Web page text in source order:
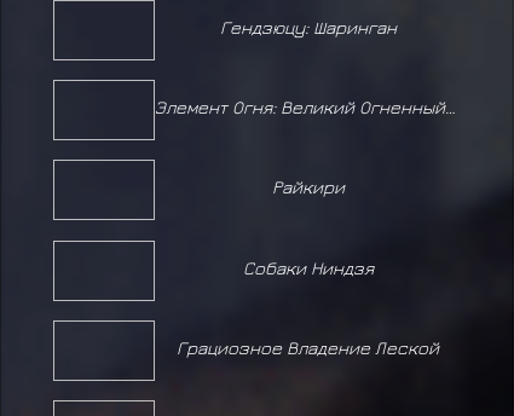
Гендзюцу: Шаринган
Элемент Огня: Великий Огненный Шар
Райкири
Собаки Ниндзя
Грациозное Владение Леской